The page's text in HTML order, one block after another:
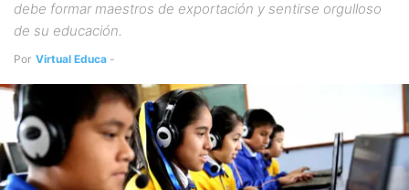
debe formar maestros de exportación y sentirse orgulloso
de su educación.
Por Virtual Educa -